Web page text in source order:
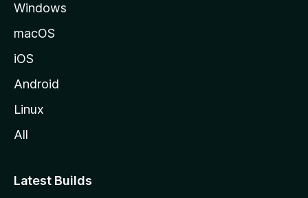
Windows
macOS
iOS
Android
Linux
All
Latest Builds